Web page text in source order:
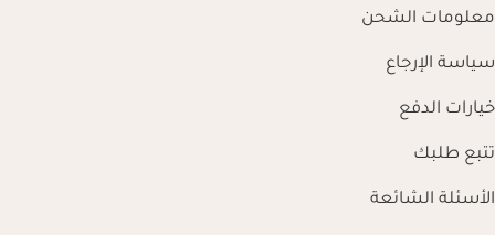
معلومات الشحن
سياسة الإرجاع
خيارات الدفع
تتبع طلبك
الأسئلة الشائعة